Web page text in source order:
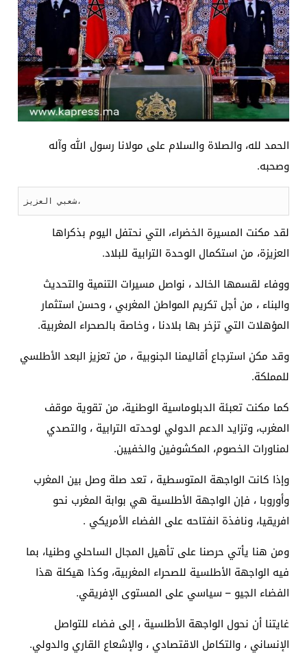
الحمد لله، والصلاة والسلام علی مولانا رسول الله وآله
وصحبه.
شعبي العزيز،
لقد مكنت المسيرة الخضراء، التي نحتفل اليوم بذكراها
العزيزة، من استكمال الوحدة الترابية للبلاد.
ووفاء لقسمها الخالد ، نواصل مسيرات التنمية والتحديث
والبناء ، من أجل تكريم المواطن المغربي ، وحسن استثمار
المؤهلات التي تزخر بها بلادنا ، وخاصة بالصحراء المغربية.
وقد مكن استرجاع أقاليمنا الجنوبية ، من تعزيز البعد الأطلسي
للمملكة.
كما مكنت تعبئة الدبلوماسية الوطنية، من تقوية موقف
المغرب، وتزايد الدعم الدولي لوحدته الترابية ، والتصدي
لمناورات الخصوم، المكشوفين والخفيين.
وإذا كانت الواجهة المتوسطية ، تعد صلة وصل بين المغرب
وأوروبا ، فإن الواجهة الأطلسية هي بوابة المغرب نحو
افريقيا، ونافذة انفتاحه على الفضاء الأمريكي .
ومن هنا يأتي حرصنا على تأهيل المجال الساحلي وطنيا، بما
فيه الواجهة الأطلسية للصحراء المغربية، وكذا هيكلة هذا
الفضاء الجيو – سياسي على المستوى الإفريقي.
غايتنا أن نحول الواجهة الأطلسية ، إلى فضاء للتواصل
الإنساني ، والتكامل الاقتصادي ، والإشعاع القاري والدولي.